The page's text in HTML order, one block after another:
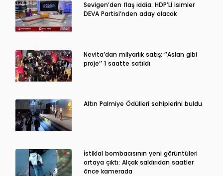
Sevigen’den flaş iddia: HDP’Lİ isimler
DEVA Partisi’nden aday olacak
Nevita’dan milyarlık satış: ‘’Aslan gibi
proje’’ 1 saatte satıldı
Altın Palmiye Ödülleri sahiplerini buldu
İstiklal bombacısının yeni görüntüleri
ortaya çıktı: Alçak saldırıdan saatler
önce kamerada